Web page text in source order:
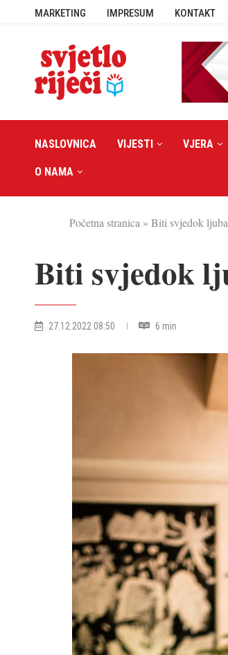
MARKETING IMPRESUM KONTAKT
NASLOVNICA VIJESTI VJERA
O NAMA
Početna stranica » Biti svjedok
Biti svjedok
27.12.2022 08:50 6 min